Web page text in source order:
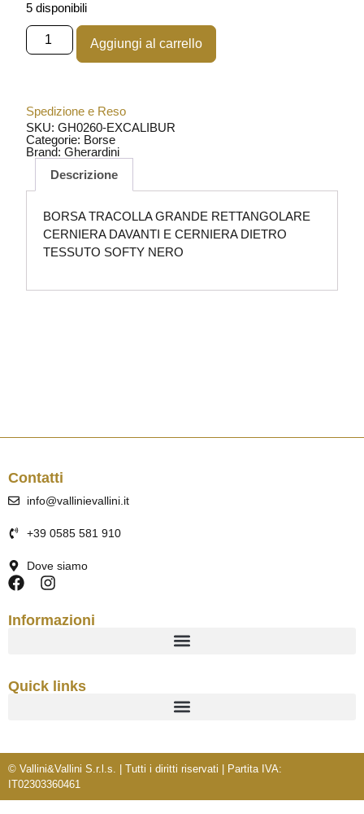
5 disponibili
Aggiungi al carrello
Spedizione e Reso
SKU: GH0260-EXCALIBUR
Categorie: Borse
Brand:Gherardini
Descrizione
BORSA TRACOLLA GRANDE RETTANGOLARE
CERNIERA DAVANTI E CERNIERA DIETRO
TESSUTO SOFTY NERO
Contatti
info@vallinievallini.it
+39 0585 581 910
Dove siamo
Informazioni
Quick links
© Vallini&Vallini S.r.l.s. | Tutti i diritti riservati | Partita IVA:
IT02303360461